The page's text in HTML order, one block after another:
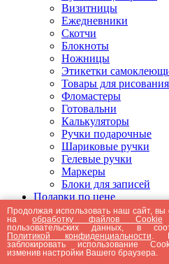
Визитницы
Ежедневники
Скотчи
Блокноты
Ножницы
Этикетки
Товары для рисования
Фломастеры
Готовальни
Калькуляторы
Ручки подарочные
Шариковые ручки
Гелевые ручки
Маркеры
Блоки для записей
Подарки по цене
Подарки от 5000
Подарки до 5000
Подарки до 3000
Подарки до 2000
Подарки до 1000
Продолжая использовать наш сайт, вы
наобработку файлов Cookie
пользовательских данных, в
Политикой конфиденциальности .
заблокировать использование
изменив настройки Вашего браузера.